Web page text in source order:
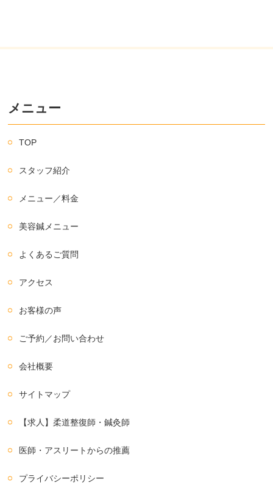
メニュー
TOP
スタッフ紹介
メニュー／料金
美容鍼メニュー
よくあるご質問
アクセス
お客様の声
ご予約／お問い合わせ
会社概要
サイトマップ
【求人】柔道整復師・鍼灸師
医師・アスリートからの推薦
プライバシーポリシー